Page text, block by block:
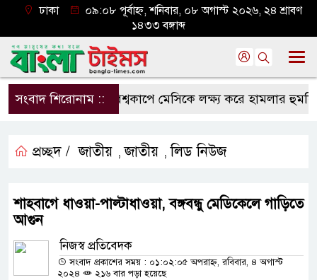
ঢাকা
০৯:০৮ পূর্বাহ্ন, শনিবার, ০৮ অগাস্ট ২০২৬, ২৪ শ্রাবণ
১৪৩৩ বঙ্গাব্দ
সংবাদ শিরোনাম ::বিশ্বকাপে মেসিকে লক্ষ্য করে হামলার হুমকি,
প্রচ্ছদ / জাতীয় ,জাতীয় ,লিড নিউজ
শাহবাগে ধাওয়া-পাল্টাধাওয়া, বঙ্গবন্ধু মেডিকেলে গাড়িতে
আগুন
নিজস্ব প্রতিবেদক
সংবাদ প্রকাশের সময় : ০১:০২:০৫ অপরাহ্ন, রবিবার, ৪ অগাস্ট
২০২৪
২১৬ বার পড়া হয়েছে